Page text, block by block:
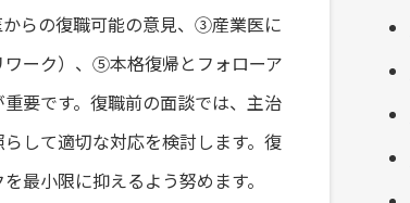
らの復職可能の意見、③産業医に
ーク）、⑤本格復帰とフォローア
要です。復職前の面談では、主治
して適切な対応を検討します。復
最小限に抑えるよう努めます。